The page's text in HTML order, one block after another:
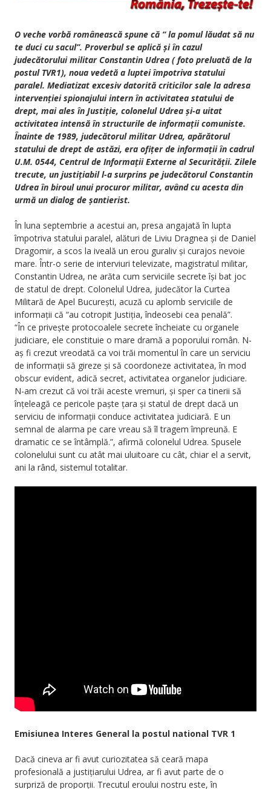
O veche vorbă românească spune că “ la pomul lăudat să nu
te duci cu sacul”. Proverbul se aplică și în cazul
judecătorului militar Constantin Udrea ( foto preluată de la
postul TVR1), noua vedetă a luptei împotriva statului
paralel. Mediatizat excesiv datorită criticilor sale la adresa
intervenției spionajului intern în activitatea statului de
drept, mai ales în Justiție, colonelul Udrea și-a uitat
activitatea intensă în structurile de informații comuniste.
Înainte de 1989, judecătorul militar Udrea, apărătorul
statului de drept de astăzi, era ofițer de informații în cadrul
U.M. 0544, Centrul de Informații Externe al Securității. Zilele
trecute, un justițiabil l-a surprins pe judecătorul Constantin
Udrea în biroul unui procuror militar, având cu acesta din
urmă un dialog de șantierist.
În luna septembrie a acestui an, presa angajată în lupta
împotriva statului paralel, alături de Liviu Dragnea și de Daniel
Dragomir, a scos la iveală un erou guraliv și curajos nevoie
mare. Într-o serie de interviuri televizate, magistratul militar,
Constantin Udrea, ne arăta cum serviciile secrete își bat joc
de statul de drept. Colonelul Udrea, judecător la Curtea
Militară de Apel București, acuză cu aplomb serviciile de
informații că “au cotropit Justiția, îndeosebi cea penală”.
“În ce privește protocoalele secrete încheiate cu organele
judiciare, ele constituie o mare dramă a poporului român. N-
aș fi crezut vreodată ca voi trăi momentul în care un serviciu
de informații să gireze și să coordoneze activitatea, în mod
obscur evident, adică secret, activitatea organelor judiciare.
N-am crezut că voi trăi aceste vremuri, și sper ca tinerii să
înțeleagă ce pericole paște țara și statul de drept dacă un
serviciu de informații conduce activitatea judiciară. E un
semnal de alarma pe care vreau să îl tragem împreună. E
dramatic ce se întâmplă.”, afirmă colonelul Udrea. Spusele
colonelului sunt cu atât mai uluitoare cu cât, chiar el a servit,
ani la rând, sistemul totalitar.
Emisiunea Interes General la postul national TVR 1
Dacă cineva ar fi avut curiozitatea să ceară mapa
profesională a justițiarului Udrea, ar fi avut parte de o
surpriză de proporții. Trecutul eroului nostru este, în